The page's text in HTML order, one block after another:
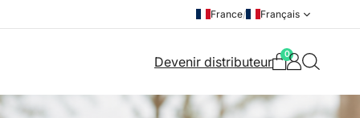
France/ Français
Devenir distributeur 0